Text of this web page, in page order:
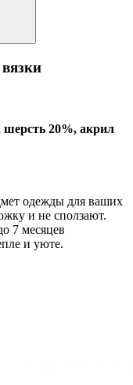
шерсть 20%, акрил
одежды для ваших
и не сползают.
7 месяцев
и уюте.